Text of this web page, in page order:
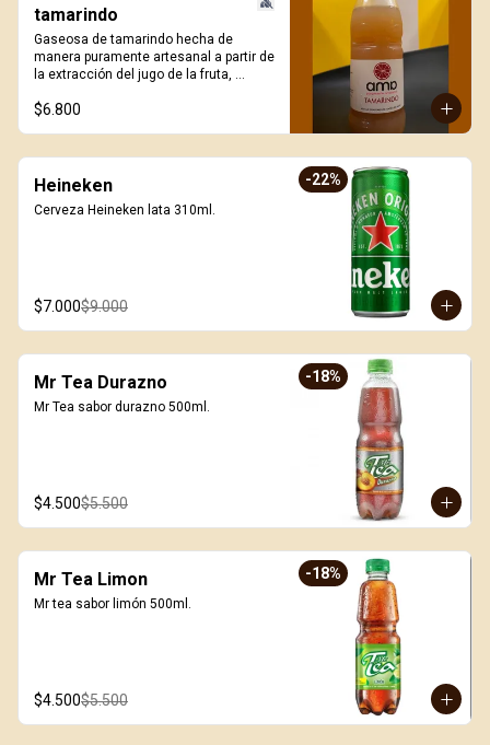
tamarindo
Gaseosa de tamarindo hecha de
manera puramente artesanal a partir de
la extracción del jugo de la fruta,
añadida. 330ml.
$6.800
-22%
Heineken
Cerveza Heineken lata 310ml.
$7.000$9.000
-18%
Mr Tea Durazno
Mr Tea sabor durazno 500ml.
$4.500$5.500
-18%
Mr Tea Limon
Mr tea sabor limón 500ml.
$4.500$5.500